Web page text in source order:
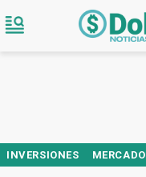
INVERSIONES MERCADO